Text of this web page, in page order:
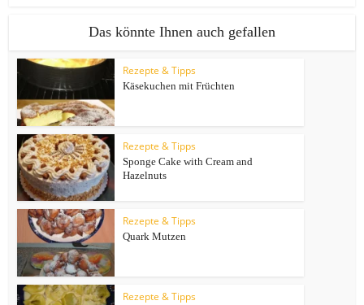
Das könnte Ihnen auch gefallen
Rezepte & Tipps
Käsekuchen mit Früchten
Rezepte & Tipps
Sponge Cake with Cream and
Hazelnuts
Rezepte & Tipps
Quark Mutzen
Rezepte & Tipps